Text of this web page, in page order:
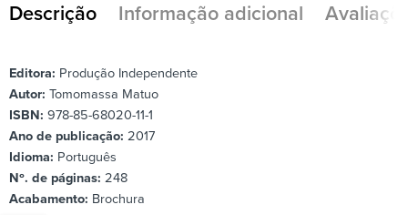
Descrição Informação adicional
Editora: Produção Independente
Autor: Tomomassa Matuo
ISBN: 978-85-68020-11-1
Ano de publicação: 2017
Idioma: Português
Nº. de páginas: 248
Acabamento: Brochura